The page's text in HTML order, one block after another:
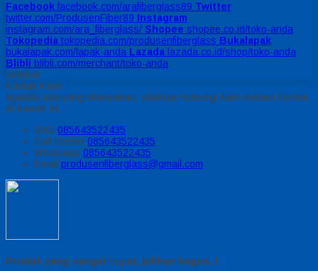
Facebook facebook.com/arafiberglass89 Twitter
twitter.com/ProdusenFiber89 Instagram
instagram.com/ara_fiberglass/ Shopee shopee.co.id/toko-anda
Tokopedia tokopedia.com/produsenfiberglass Bukalapak
bukalapak.com/lapak-anda Lazada lazada.co.id/shop/toko-anda
Blibli blibli.com/merchant/toko-anda
Sidebar
Kontak Kami
Apabila ada yang ditanyakan, silahkan hubungi kami melalui kontak
di bawah ini.
SMS 085643522435
Call Center 085643522435
Whatsapp 085643522435
Email produsenfiberglass@gmail.com
Produk yang sangat tepat, pilihan bagus..!